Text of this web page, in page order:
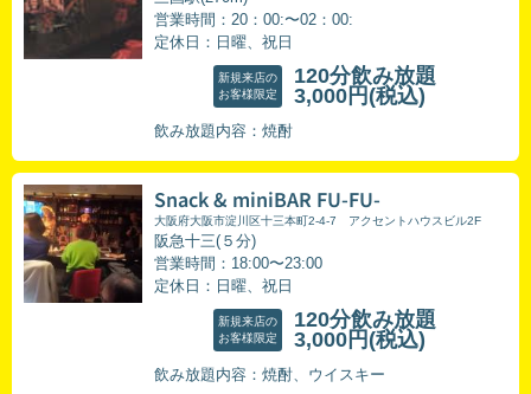
営業時間：20：00:〜02：00:
定休日：日曜、祝日
新規来店の
お客様限定
120分飲み放題
3,000円 (税込)
飲み放題内容：焼酎
Snack & miniBAR FU-FU-
大阪府大阪市淀川区十三本町2-4-7 アクセントハウスビル2F
阪急十三(５分)
営業時間：18:00〜23:00
定休日：日曜、祝日
新規来店の
お客様限定
120分飲み放題
3,000円 (税込)
飲み放題内容：焼酎、ウイスキー